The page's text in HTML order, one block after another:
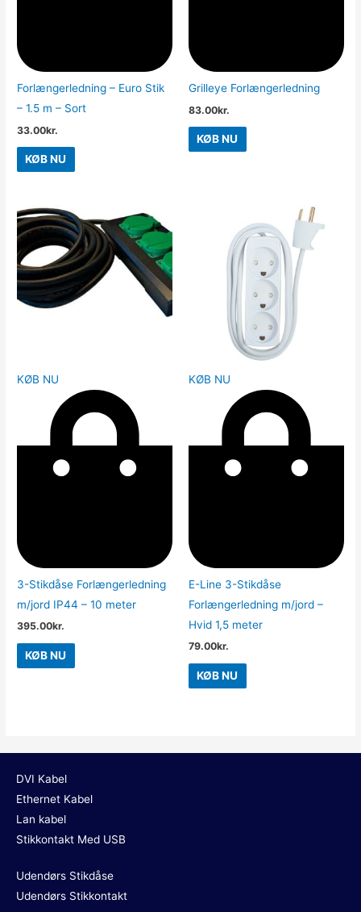
Forlængerledning – Euro Stik
– 1.5 m – Sort
33.00kr.
KØB NU
Grilleye Forlængerledning
83.00kr.
KØB NU
KØB NU
3-Stikdåse Forlængerledning
m/jord IP44 – 10 meter
395.00kr.
KØB NU
KØB NU
E-Line 3-Stikdåse
Forlængerledning m/jord –
Hvid 1,5 meter
79.00kr.
KØB NU
DVI Kabel
Ethernet Kabel
Lan kabel
Stikkontakt Med USB
Udendørs Stikdåse
Udendørs Stikkontakt